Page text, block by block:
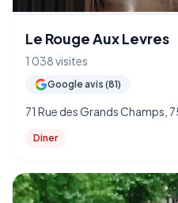
Le Rouge Aux Levres
1 038 visites
Google avis (81)
71 Rue des Grands Champs,
Diner